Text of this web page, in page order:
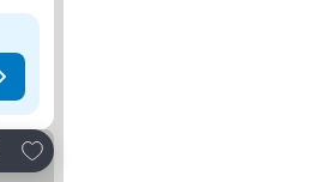
Adicionar aos favoritos